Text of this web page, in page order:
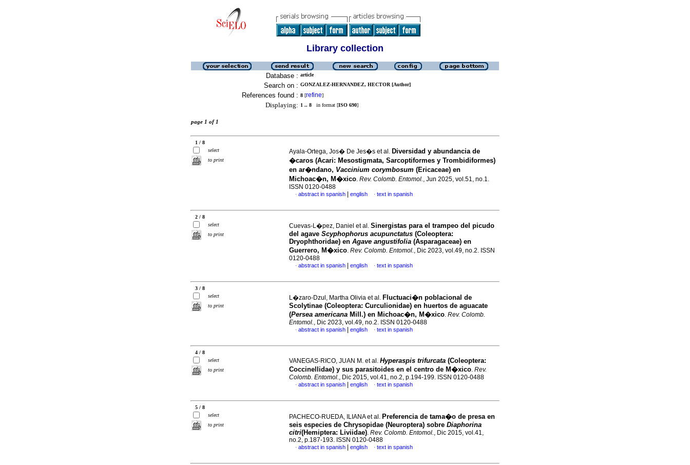
Library collection
Database : article
Search on : GONZALEZ-HERNANDEZ, HECTOR [Author]
References found : 8 [refine]
Displaying: 1 .. 8 in format [ISO 690]
page 1 of 1
1 / 8
select
to print
Ayala-Ortega, Jos� De Jes�s et al. Diversidad y abundancia de
�caros (Acari: Mesostigmata, Sarcoptiformes y Trombidiformes)
en ar�ndano, Vaccinium corymbosum (Ericaceae) en
Michoac�n, M�xico. Rev. Colomb. Entomol., Jun 2025, vol.51, no.1.
ISSN 0120-0488
· abstract in spanish english · text in spanish
2 / 8
select
to print
Cuevas-L�pez, Daniel et al. Sinergistas para el trampeo del picudo
del agave Scyphophorus acupunctatus (Coleoptera:
Dryophthoridae) en Agave angustifolia (Asparagaceae) en
Guerrero, M�xico. Rev. Colomb. Entomol., Dic 2023, vol.49, no.2. ISSN
0120-0488
· abstract in spanish english · text in spanish
3 / 8
select
to print
L�zaro-Dzul, Martha Olivia et al. Fluctuaci�n poblacional de
Scolytinae (Coleoptera: Curculionidae) en huertos de aguacate
(Persea americana Mill.) en Michoac�n, M�xico. Rev. Colomb.
Entomol., Dic 2023, vol.49, no.2. ISSN 0120-0488
· abstract in spanish english · text in spanish
4 / 8
select
to print
VANEGAS-RICO, JUAN M. et al. Hyperaspis trifurcata (Coleoptera:
Coccinellidae) y sus parasitoides en el centro de M�xico. Rev.
Colomb. Entomol., Dic 2015, vol.41, no.2, p.194-199. ISSN 0120-0488
· abstract in spanish english · text in spanish
5 / 8
select
to print
PACHECO-RUEDA, ILIANA et al. Preferencia de tama�o de presa en
seis especies de Chrysopidae (Neuroptera) sobre Diaphorina
citri(Hemiptera: Liviidae). Rev. Colomb. Entomol., Dic 2015, vol.41,
no.2, p.187-193. ISSN 0120-0488
· abstract in spanish english · text in spanish